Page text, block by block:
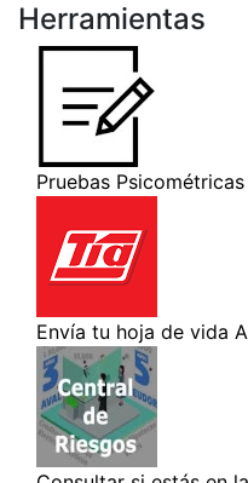
Herramientas